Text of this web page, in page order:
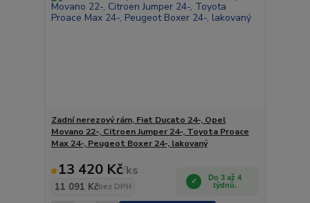
Zadní nerezový rám, Fiat Ducato 24-, Opel
Movano 22-, Citroen Jumper 24-, Toyota Proace
Max 24-, Peugeot Boxer 24-, lakovaný
13 420 Kč/ks
11 091 Kčbez DPH
Do 3 až 4
týdnů.